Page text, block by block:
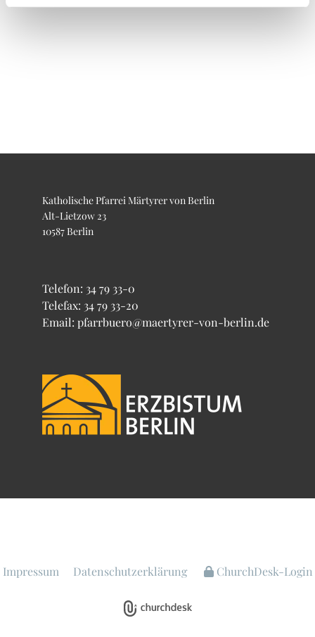
Katholische Pfarrei Märtyrer von Berlin
Alt-Lietzow 23
10587 Berlin
Telefon: 34 79 33-0
Telefax: 34 79 33-20
Email: pfarrbuero@maertyrer-von-berlin.de
Impressum Datenschutzerklärung ChurchDesk-Login